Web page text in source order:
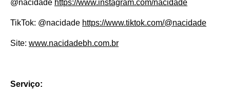
@nacidade https://www.instagram.com/nacidade
TikTok: @nacidade https://www.tiktok.com/@nacidade
Site: www.nacidadebh.com.br
Serviço: